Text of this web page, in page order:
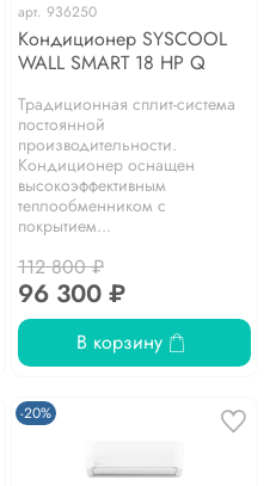
арт. 936250
Кондиционер SYSCOOL
WALL SMART 18 HP Q
Традиционная сплит-система
постоянной
производительности.
Кондиционер оснащен
высокоэффективным
теплообменником с
покрытием...
112 800 ₽
96 300 ₽
В корзину
-20%